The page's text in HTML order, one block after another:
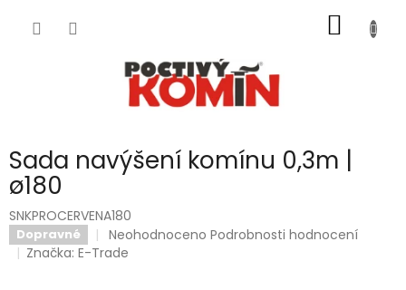
KOŠÍK
Sada navýšení komínu 0,3m |
ø180
SNKPROCERVENA180
Dopravné
Průměrné
hodnocení
Neohodnoceno Podrobnosti hodnocení
Značka:E-Trade